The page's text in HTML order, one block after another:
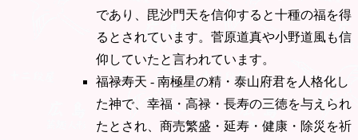
であり、毘沙門天を信仰すると十種の福を得
るとされています。菅原道真や小野道風も信
仰していたと言われています。
福禄寿天 - 南極星の精・泰山府君を人格化し
た神で、幸福・高禄・長寿の三徳を与えられ
たとされ、商売繁盛・延寿・健康・除災を祈